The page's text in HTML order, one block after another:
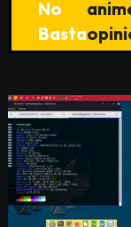
No
Basta